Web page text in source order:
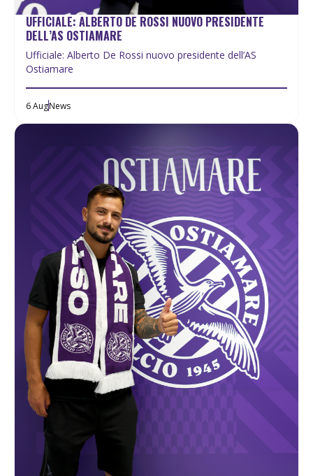
UFFICIALE: ALBERTO DE ROSSI NUOVO PRESIDENTE
DELL’AS OSTIAMARE
Ufficiale: Alberto De Rossi nuovo presidente dell’AS
Ostiamare
6 AugNews